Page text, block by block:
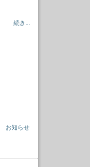
続き...
お知らせ